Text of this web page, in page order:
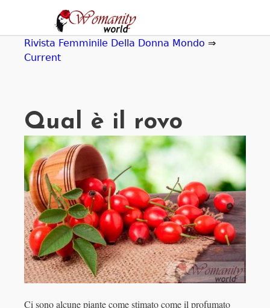
navigation
Rivista Femminile Della Donna Mondo ⇒
Current
Qual è il rovo
Ci sono alcune piante come stimato come il profumato